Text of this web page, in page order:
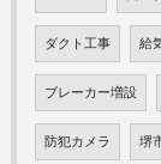
ダクト工事 給
ブレーカー増設
防犯カメラ 堺